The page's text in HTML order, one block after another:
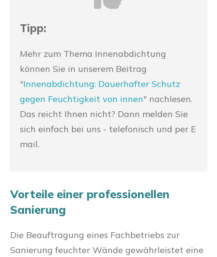
Tipp:
Mehr zum Thema Innenabdichtung
können Sie in unserem Beitrag
"Innenabdichtung: Dauerhafter Schutz
gegen Feuchtigkeit von innen" nachlesen.
Das reicht Ihnen nicht? Dann melden Sie
sich einfach bei uns - telefonisch und per E
mail.
Vorteile einer professionellen
Sanierung
Die Beauftragung eines Fachbetriebs zur
Sanierung feuchter Wände gewährleistet eine